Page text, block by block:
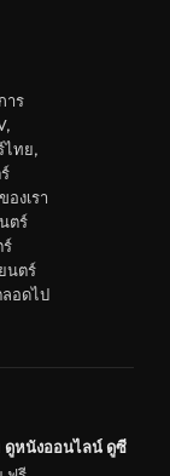
าร
ไทย,
งเรา
ตร์
นตร์
อดไป
ดูหนังออนไลน์ ดูซี